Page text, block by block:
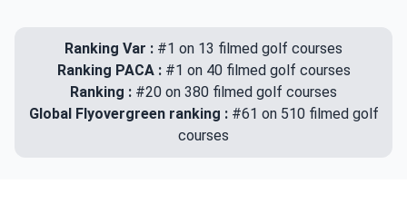
Ranking Var : #1 on 13 filmed golf courses
Ranking PACA : #1 on 40 filmed golf courses
Ranking : #20 on 380 filmed golf courses
Global Flyovergreen ranking : #61 on 510 filmed golf
courses